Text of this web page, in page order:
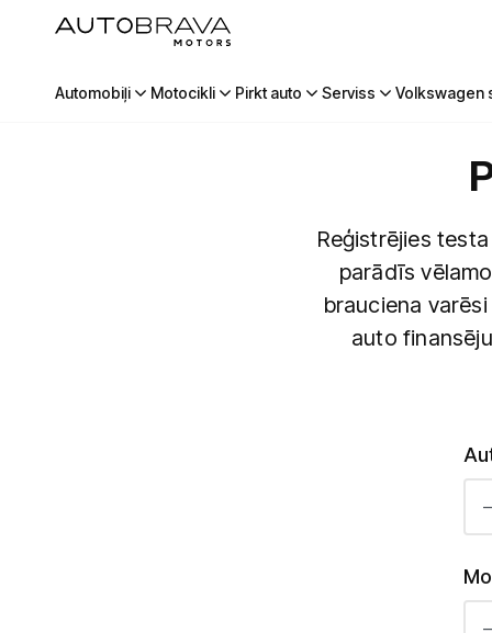
Automobiļi Motocikli Pirkt auto Serviss Volkswagen
Reģistrējies
parādīs
brauciena
auto